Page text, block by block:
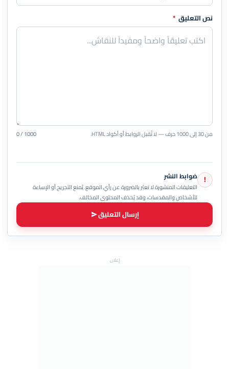
نص التعليق *
من 30 إلى 1000 حرف — لا تُقبل الروابط أو أكواد HTML. 0 / 1000
! ضوابط النشر
التعليقات المنشورة لا تعبّر بالضرورة عن رأي الموقع. يُمنع التجريح أو الإساءة
للأشخاص والمقدسات، وقد يُحذف المحتوى المخالف.
إرسال التعليق
إعلان